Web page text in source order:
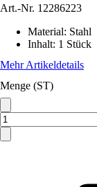
Art.-Nr. 12286223
Material: Stahl
Inhalt: 1 Stück
Mehr Artikeldetails
Menge (ST)